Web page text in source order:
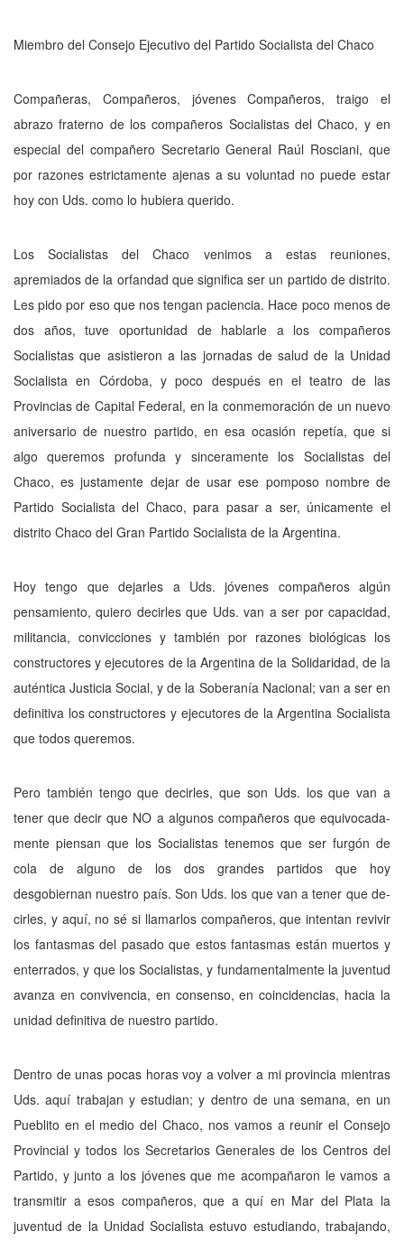
Miembro del Consejo Ejecutivo del Partido Socialista del Chaco
Compañeras, Compañeros, jóvenes Com­pañeros, traigo el
abrazo fraterno de los com­pañeros Socialistas del Chaco, y en
especial del compañero Secretario General Raúl Rosciani, que
por razones estrictamente ajenas a su voluntad no puede estar
hoy con Uds. co­mo lo hubiera querido.
Los Socialistas del Chaco venimos a es­tas reuniones,
apremiados de la orfandad que significa ser un partido de distrito.
Les pido por eso que nos tengan paciencia. Hace poco menos de
dos años, tuve oportunidad de ha­blarle a los compañeros
Socialistas que asistie­ron a las jornadas de salud de la Unidad
Socia­lista en Córdoba, y poco después en el teatro de las
Provincias de Capital Federal, en la conmemoración de un nuevo
aniversario de nuestro partido, en esa ocasión repetía, que si
algo queremos profunda y sinceramente los Socialistas del
Chaco, es justamente dejar de usar ese pomposo nombre de
Partido Socialis­ta del Chaco, para pasar a ser, únicamente el
distrito Chaco del Gran Partido Socialista de la Argentina.
Hoy tengo que dejarles a Uds. jóvenes compañeros algún
pensamiento, quiero decir­les que Uds. van a ser por capacidad,
militancia, convicciones y también por razones bio­lógicas los
constructores y ejecutores de la Argentina de la Solidaridad, de la
auténtica Justicia Social, y de la Soberanía Nacional; van a ser en
definitiva los constructores y e­jecutores de la Argentina Socialista
que todos queremos.
Pero también tengo que decirles, que son Uds. los que van a
tener que decir que NO a algunos compañeros que equivocada­
mente piensan que los Socialistas tenemos que ser furgón de
cola de alguno de los dos grandes partidos que hoy
desgobiernan nues­tro país. Son Uds. los que van a tener que de­
cirles, y aquí, no sé si llamarlos compañeros, que intentan revivir
los fantasmas del pasado que estos fantasmas están muertos y
enterra­dos, y que los Socialistas, y fundamentalmen­te la juventud
avanza en convivencia, en consenso, en coincidencias, hacia la
unidad defi­nitiva de nuestro partido.
Dentro de unas pocas horas voy a volver a mi provincia mientras
Uds. aquí trabajan y estudian; y dentro de una semana, en un
Pueblito en el medio del Chaco, nos vamos a reunir el Consejo
Provincial y todos los Secre­tarios Generales de los Centros del
Partido, y junto a los jóvenes que me acompañaron le vamos a
transmitir a esos compañeros, que a quí en Mar del Plata la
juventud de la Unidad Socialista estuvo estudiando, trabajando,